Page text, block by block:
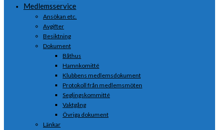
Medlemsservice
Ansökan etc.
Avgifter
Besiktning
Dokument
Båthus
Hamnkomitté
Klubbens medlemsdokument
Protokoll från medlemsmöten
Seglingskommitté
Vaktgång
Övriga dokument
Länkar